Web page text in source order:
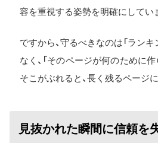
容を重視する姿勢を明確にしてい
ですから、守るべきなのは「ラン
なく、「そのページが何のために作
そこがぶれると、長く残るページ
見抜かれた瞬間に信頼を